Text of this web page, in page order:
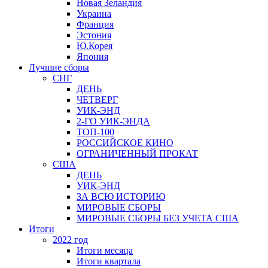
Новая Зеландия
Украина
Франция
Эстония
Ю.Корея
Япония
Лучшие сборы
СНГ
ДЕНЬ
ЧЕТВЕРГ
УИК-ЭНД
2-ГО УИК-ЭНДА
ТОП-100
РОССИЙСКОЕ КИНО
ОГРАНИЧЕННЫЙ ПРОКАТ
США
ДЕНЬ
УИК-ЭНД
ЗА ВСЮ ИСТОРИЮ
МИРОВЫЕ СБОРЫ
МИРОВЫЕ СБОРЫ БЕЗ УЧЕТА США
Итоги
2022 год
Итоги месяца
Итоги квартала